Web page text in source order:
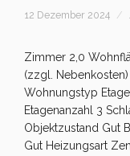
12 Dezember 2024
Zimmer 2,0
(zzgl.
Wohnungstyp
Etagenanzahl 3
Objektzustand Gut
Gut Heizungsart